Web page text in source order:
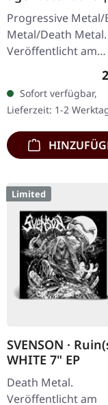
SPLATTER LP
Progressive Metal/
Metal/Death Metal.
Veröffentlicht am
08.12.2023, auf
Chaos Records. SCR
Exklusives Ultra
Clear/Silber/Gold/
z…
Sofort verfügbar,
Lieferzeit: 1-2
Limited
SVENSON ·
WHITE 7" EP
Death Metal.
Veröffentlicht am